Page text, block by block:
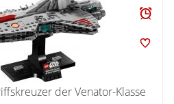
der Venator-Klasse